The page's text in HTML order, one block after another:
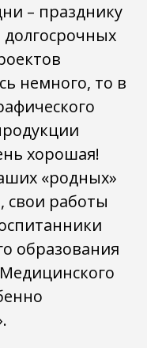
– празднику
немного, то в
хорошая!
«родных»
свои работы
образования